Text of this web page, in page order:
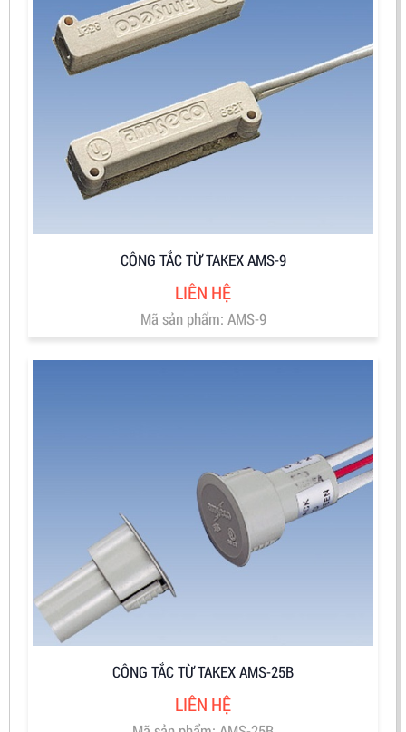
CÔNG TẮC TỪ TAKEX AMS-9
LIÊN HỆ
Mã sản phẩm: AMS-9
CÔNG TẮC TỪ TAKEX AMS-25B
LIÊN HỆ